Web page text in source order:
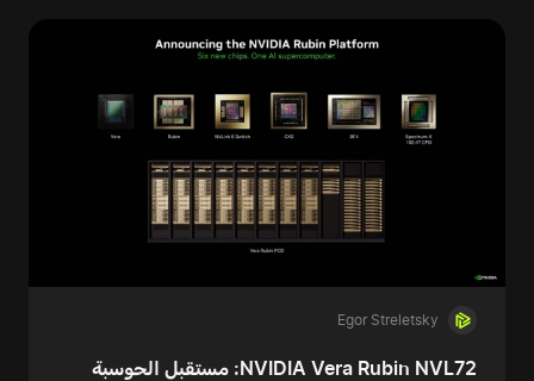
Egor Streletsky
NVIDIA Vera Rubin NVL72: مستقبل الحوسبة